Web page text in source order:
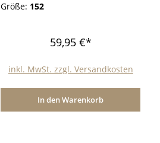
Größe: 152
59,95 €*
inkl. MwSt. zzgl. Versandkosten
In den Warenkorb